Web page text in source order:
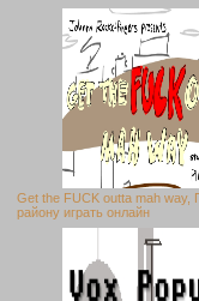
Get the FUCK outta mah way,
району играть онлайн